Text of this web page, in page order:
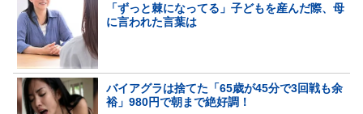
「ずっと棘になってる」子どもを産んだ際、母
に言われた言葉は
バイアグラは捨てた「65歳が45分で3回戦も余
裕」980円で朝まで絶好調！